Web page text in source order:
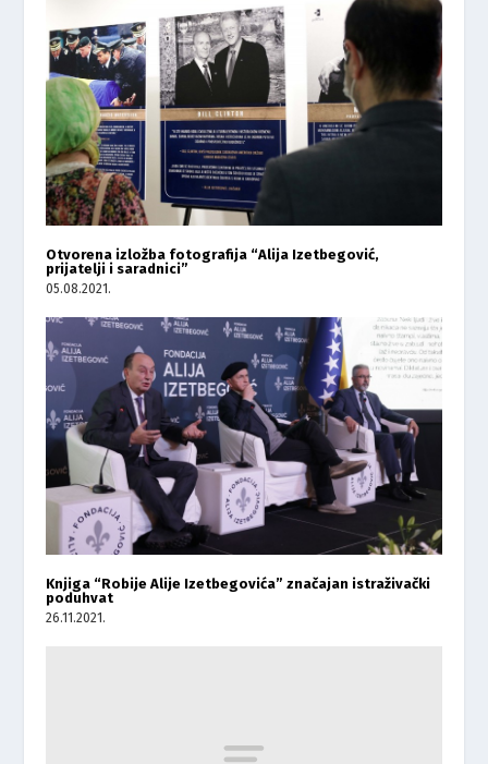
Otvorena izložba fotografija “Alija Izetbegović,
prijatelji i saradnici”
05.08.2021.
Knjiga “Robije Alije Izetbegovića” značajan istraživački
poduhvat
26.11.2021.